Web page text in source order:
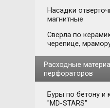
Насадки
магнитные
Свёрла по
черепице,
Расходные
перфораторов
Буры по бетону и
"MD-STARS"